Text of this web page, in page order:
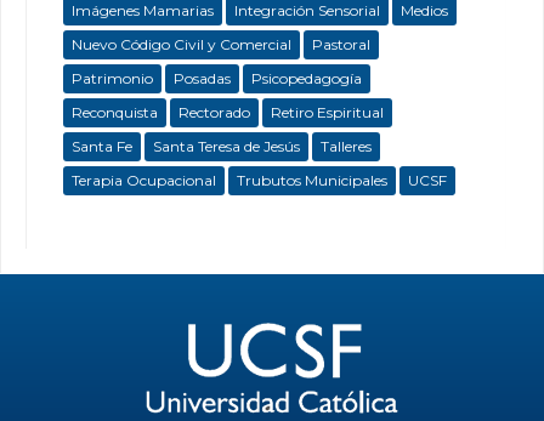
Imágenes Mamarias
Integración Sensorial
Medios
Nuevo Código Civil y Comercial
Pastoral
Patrimonio
Posadas
Psicopedagogía
Reconquista
Rectorado
Retiro Espiritual
Santa Fe
Santa Teresa de Jesús
Talleres
Terapia Ocupacional
Trubutos Municipales UCSF